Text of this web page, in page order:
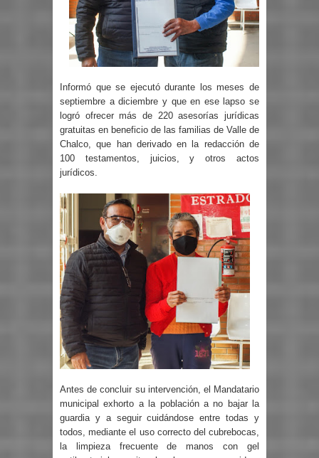
Informó que se ejecutó durante los meses de
septiembre a diciembre y que en ese lapso se
logró ofrecer más de 220 asesorías jurídicas
gratuitas en beneficio de las familias de Valle de
Chalco, que han derivado en la redacción de
100 testamentos, juicios, y otros actos
jurídicos.
Antes de concluir su intervención, el Mandatario
municipal exhorto a la población a no bajar la
guardia y a seguir cuidándose entre todas y
todos, mediante el uso correcto del cubrebocas,
la limpieza frecuente de manos con gel